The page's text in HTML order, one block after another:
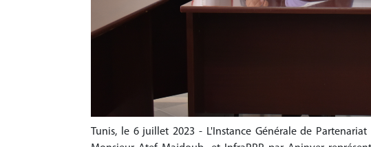
Tunis, le 6 juillet 2023 - L'Instance Générale de